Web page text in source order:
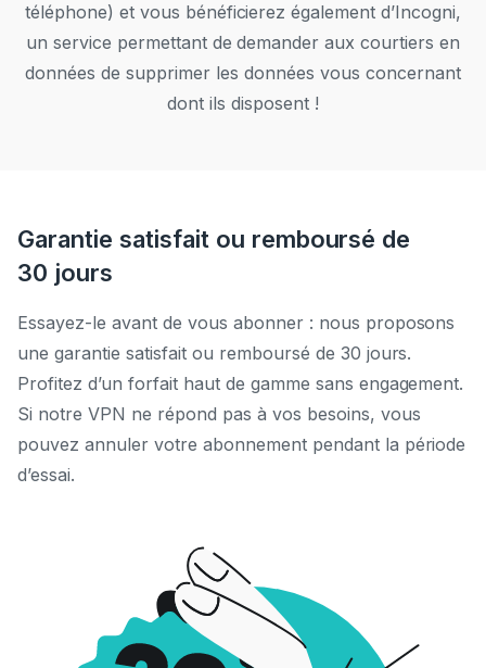
téléphone) et vous bénéficierez également d’Incogni,
un service permettant de demander aux courtiers en
données de supprimer les données vous concernant
dont ils disposent !
Garantie satisfait ou remboursé de
30 jours
Essayez-le avant de vous abonner : nous proposons
une garantie satisfait ou remboursé de 30 jours.
Profitez d’un forfait haut de gamme sans engagement.
Si notre VPN ne répond pas à vos besoins, vous
pouvez annuler votre abonnement pendant la période
d’essai.